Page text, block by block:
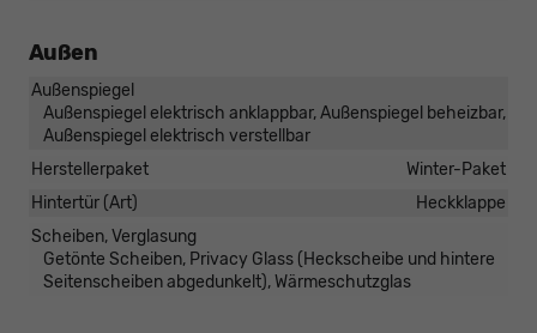
Außen
Außenspiegel
Außenspiegel elektrisch anklappbar, Außenspiegel beheizbar,
Außenspiegel elektrisch verstellbar
Herstellerpaket
Winter-Paket
Hintertür (Art)
Heckklappe
Scheiben, Verglasung
Getönte Scheiben, Privacy Glass (Heckscheibe und hintere
Seitenscheiben abgedunkelt), Wärmeschutzglas